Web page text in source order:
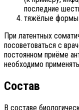
последние
тяжёлые формы
При латентных
посоветоваться с
постоянном приёме
необходимо
Состав
В составе